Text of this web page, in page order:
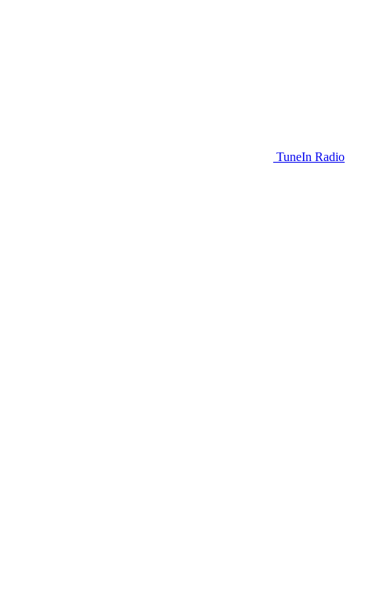
TuneIn Radio